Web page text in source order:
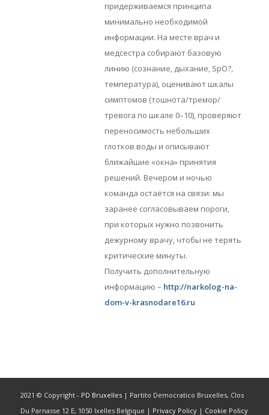
придерживаемся принципа
минимально необходимой
информации. На месте врач и
медсестра собирают базовую
линию (сознание, дыхание, SpO?,
температура), оценивают шкалы
симптомов (тошнота/тремор/
тревога по шкале 0–10), проверяют
переносимость небольших
глотков воды и описывают
ближайшие «окна» принятия
решений. Вечером и ночью
команда остаётся на связи: мы
заранее согласовываем пороги,
при которых нужно позвонить
дежурному врачу, чтобы не терять
критические минуты.
Получить дополнительную
информацию – http://narkolog-na-
dom-v-krasnodare16.ru
2021 © Copyright - PD Bruxelles| Partito Democratico Bruxelles, Clos
Du Parnasse 12 E, 1050 Ixelles Belgique | Privacy Policy| Cookie Policy